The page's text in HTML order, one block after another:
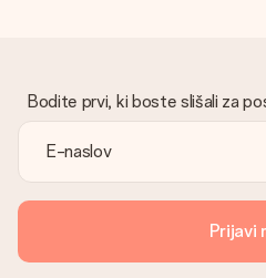
Bodite prvi, ki boste slišali za
Prijavi